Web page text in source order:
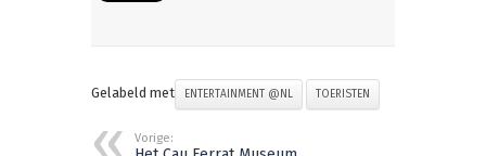
Gelabeld met ENTERTAINMENT @NL TOERISTEN
Vorige: